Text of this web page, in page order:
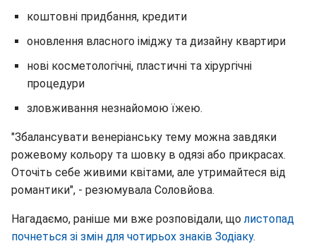
коштовні придбання, кредити
оновлення власного іміджу та дизайну квартири
нові косметологічні, пластичні та хірургічні
процедури
зловживання незнайомою їжею.
"Збалансувати венеріанську тему можна завдяки
рожевому кольору та шовку в одязі або прикрасах.
Оточіть себе живими квітами, але утримайтеся від
романтики", - резюмувала Соловйова.
Нагадаємо, раніше ми вже розповідали, щолистопад
почнеться зі змін для чотирьох знаків Зодіаку.